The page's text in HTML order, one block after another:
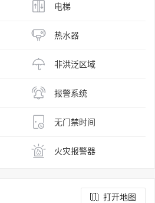
电梯
热水器
非洪泛区域
报警系统
无门禁时间
火灾报警器
打开地图